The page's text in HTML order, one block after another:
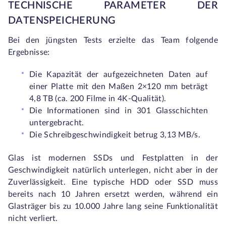
TECHNISCHE PARAMETER DER
DATENSPEICHERUNG
Bei den jüngsten Tests erzielte das Team folgende
Ergebnisse:
Die Kapazität der aufgezeichneten Daten auf
einer Platte mit den Maßen 2×120 mm beträgt
4,8 TB (ca. 200 Filme in 4K-Qualität).
Die Informationen sind in 301 Glasschichten
untergebracht.
Die Schreibgeschwindigkeit betrug 3,13 MB/s.
Glas ist modernen SSDs und Festplatten in der
Geschwindigkeit natürlich unterlegen, nicht aber in der
Zuverlässigkeit. Eine typische HDD oder SSD muss
bereits nach 10 Jahren ersetzt werden, während ein
Glasträger bis zu 10.000 Jahre lang seine Funktionalität
nicht verliert.